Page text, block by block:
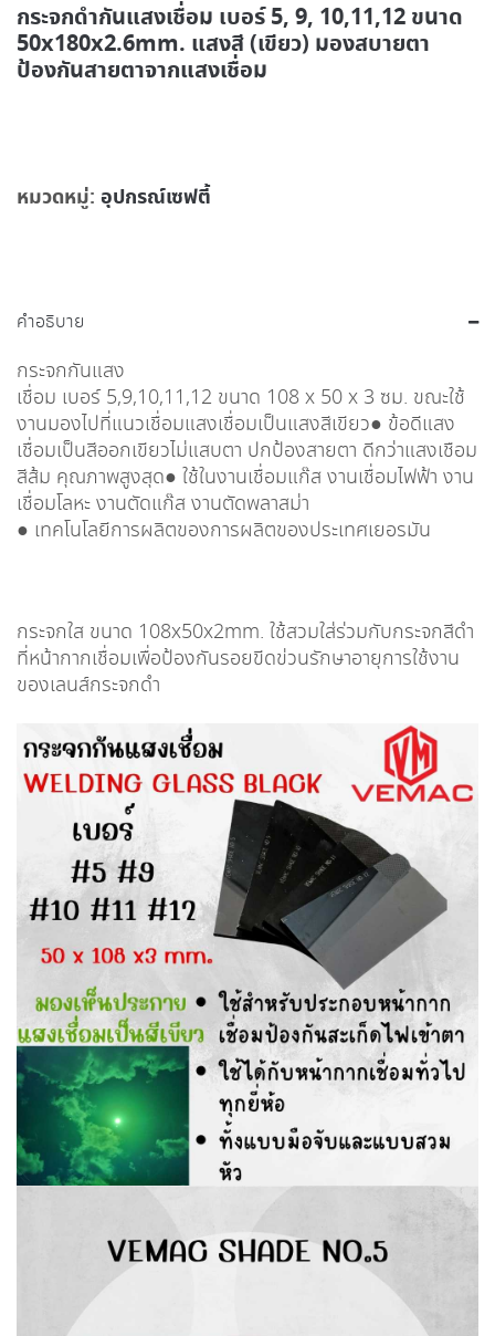
กระจกดำกันแสงเชื่อม เบอร์ 5, 9, 10,11,12 ขนาด
50x180x2.6mm. แสงสี (เขียว) มองสบายตา
ป้องกันสายตาจากแสงเชื่อม
หมวดหมู่: อุปกรณ์เซฟตี้
คำอธิบาย
กระจกกันแสง
เชื่อม เบอร์ 5,9,10,11,12 ขนาด 108 x 50 x 3 ซม. ขณะใช้
งานมองไปที่แนวเชื่อมแสงเชื่อมเป็นแสงสีเขียว● ข้อดีแสง
เชื่อมเป็นสีออกเขียวไม่แสบตา ปกป้องสายตา ดีกว่าแสงเชือม
สีส้ม คุณภาพสูงสุด● ใช้ในงานเชื่อมแก๊ส งานเชื่อมไฟฟ้า งาน
เชื่อมโลหะ งานตัดแก๊ส งานตัดพลาสม่า
● เทคโนโลยีการผลิตของการผลิตของประเทศเยอรมัน
กระจกใส ขนาด 108x50x2mm. ใช้สวมใส่ร่วมกับกระจกสีดำ
ที่หน้ากากเชื่อมเพื่อป้องกันรอยขีดข่วนรักษาอายุการใช้งาน
ของเลนส์กระจกดำ